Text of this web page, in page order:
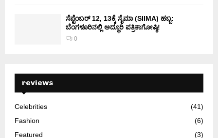
ಸೆಪ್ಟೆಂಬರ್ 12, 13ಕ್ಕೆ ಸೈಮಾ (SIIMA) ಹಬ್ಬ:
ಬೆಂಗಳೂರಿನಲ್ಲಿ ಅದ್ಧೂರಿ ಪತ್ರಿಕಾಗೋಷ್ಠಿ!
0
reviews
Celebrities
(41)
Fashion
(6)
Featured
(3)